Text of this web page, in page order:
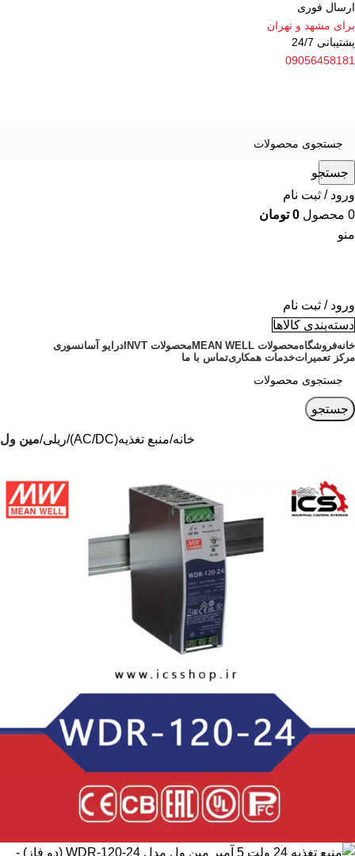
ارسال فوری
برای مشهد و تهران
پشتیبانی 24/7
09056458181
جستجو
ورود / ثبت نام
0 محصول 0 تومان
منو
ورود / ثبت نام
دسته‌بندی کالاها
خانهفروشگاهمحصولات MEAN WELL محصولات INVT
درایو آسانسوری
مرکز تعمیراتخدمات همکاریتماس با ما
جستجو
خانه منبع تغذیه(AC/DC) ریلی مین ول